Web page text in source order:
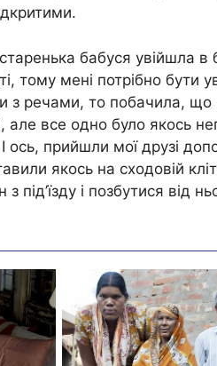
бабуся увійшла
тому мені потрібно
з речами, то побачила,
але все одно було якось
І ось, прийшли мої друзі
якось на сходовій
під’їзду і позбутися від